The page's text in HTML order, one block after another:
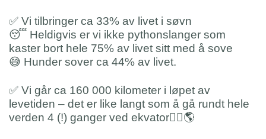
✅ Vi tilbringer ca 33% av livet i søvn
😴 Heldigvis er vi ikke pythonslanger som
kaster bort hele 75% av livet sitt med å sove
😅 Hunder sover ca 44% av livet.
✅ Vi går ca 160 000 kilometer i løpet av
levetiden – det er like langt som å gå rundt hele
verden 4 (!) ganger ved ekvator🚶‍♂️🌎